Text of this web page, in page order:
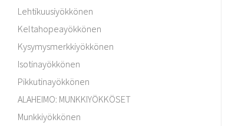
Lehtikuusiyökkönen
Keltahopeayökkönen
Kysymysmerkkiyökkönen
Isotinayökkönen
Pikkutinayökkönen
ALAHEIMO: MUNKKIYÖKKÖSET
Munkkiyökkönen